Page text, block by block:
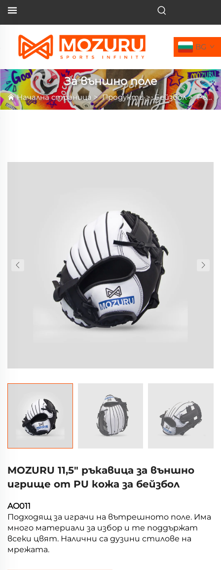
BG
За външно поле
Начална страница>Продукти>Бейзбол>Ръкавица за бейзбол
MOZURU 11,5" ръкавица за външно
игрище от PU кожа за бейзбол
AO011
Подходящ за играчи на вътрешното поле. Има
много материали за избор и те поддържат
всеки цвят. Налични са дузини стилове на
мрежата.